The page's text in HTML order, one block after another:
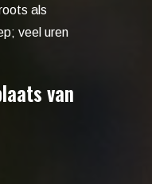
als
veel uren
van